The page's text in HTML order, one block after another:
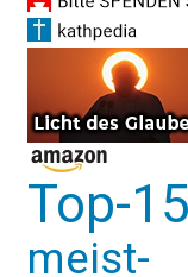
Top-15
meist-